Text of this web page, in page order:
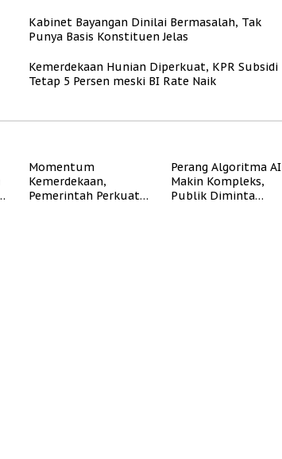
Kabinet Bayangan Dinilai Bermasalah, Tak
Punya Basis Konstituen Jelas
Kemerdekaan Hunian Diperkuat, KPR Subsidi
Tetap 5 Persen meski BI Rate Naik
Momentum
Kemerdekaan,
Pemerintah Perkuat
Perang Algoritma AI
Makin Kompleks,
Publik Diminta